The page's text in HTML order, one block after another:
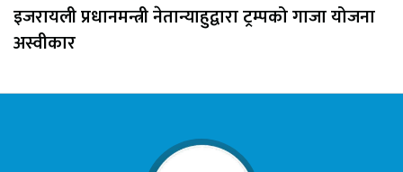
इजरायली प्रधानमन्त्री नेतान्याहुद्वारा ट्रम्पको गाजा योजना
अस्वीकार